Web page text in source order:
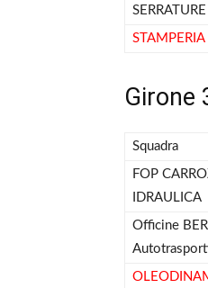
SERRATURE
Girone
Squadra
FOP
IDRAULICA
Officine